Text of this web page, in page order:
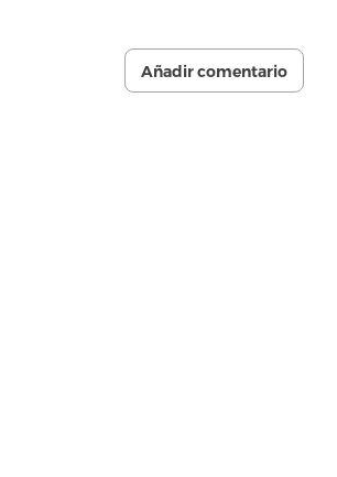
Añadir comentario